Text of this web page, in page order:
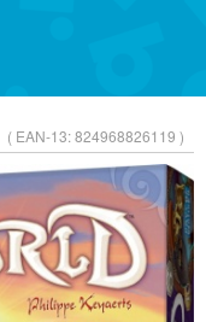
( EAN-13:824968826119 )